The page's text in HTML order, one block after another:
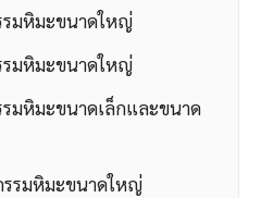
รมหิมะขนาดใหญ่
รมหิมะขนาดใหญ่
รมหิมะขนาดเล็กและขนาด
รรมหิมะขนาดใหญ่